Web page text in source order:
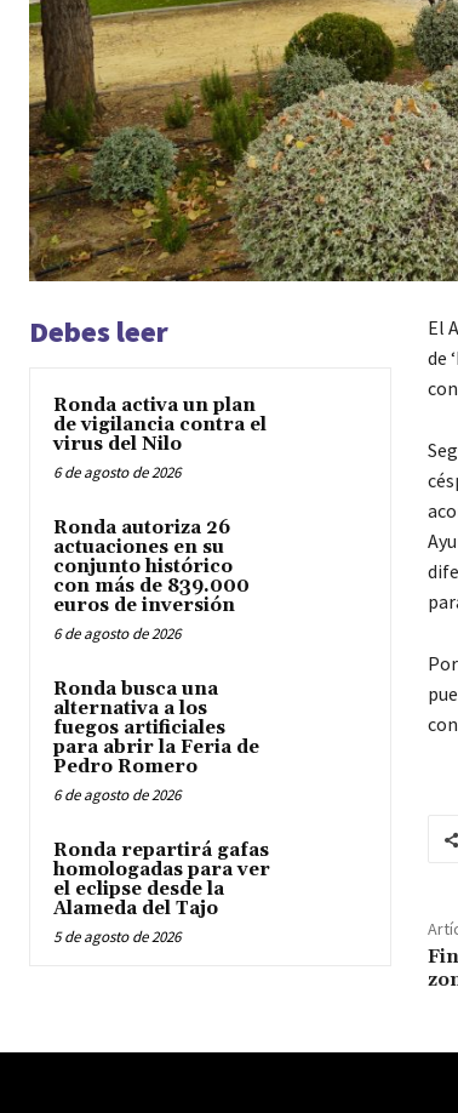
Debes leer
Ronda activa un plan
de vigilancia contra el
virus del Nilo
6 de agosto de 2026
Ronda autoriza 26
actuaciones en su
conjunto histórico
con más de 839.000
euros de inversión
6 de agosto de 2026
Ronda busca una
alternativa a los
fuegos artificiales
para abrir la Feria de
Pedro Romero
6 de agosto de 2026
Ronda repartirá gafas
homologadas para ver
el eclipse desde la
Alameda del Tajo
5 de agosto de 2026
El
de